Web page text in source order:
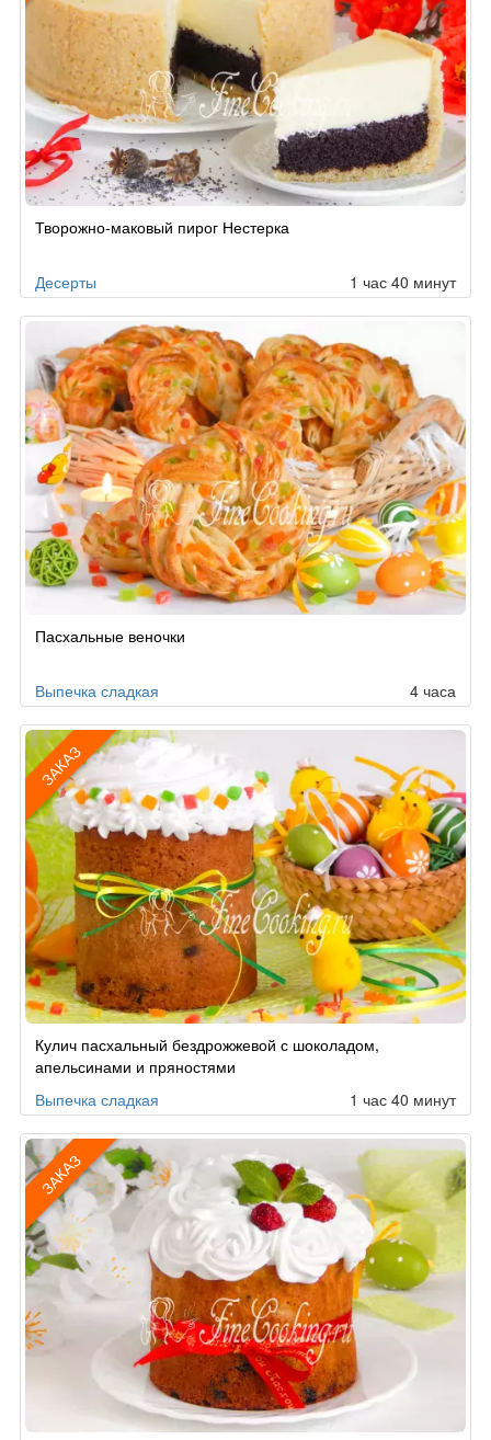
по
Творожно-маковый пирог Нестерка
Десерты 1 час 40 минут
Пасхальные веночки
Выпечка сладкая 4 часа
ЗАКАЗ
по
заказу
Кулич пасхальный бездрожжевой с шоколадом,
апельсинами и пряностями
Выпечка сладкая
1 час 40 минут
ЗАКАЗ